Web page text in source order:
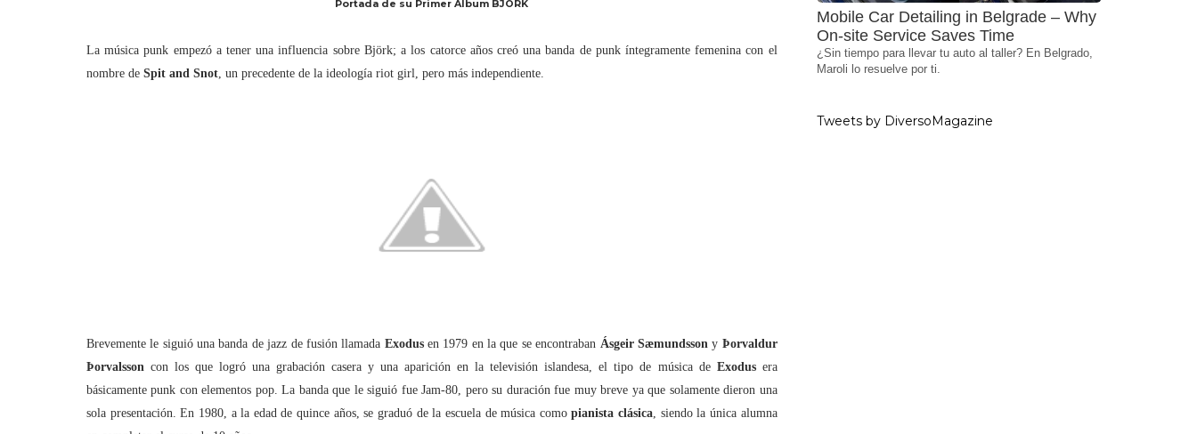
Portada de su Primer Album BJÖRK
La música punk empezó a tener una influencia sobre Björk; a los catorce años creó una banda de punk íntegramente femenina con el
nombre de Spit and Snot, un precedente de la ideología riot girl, pero más independiente.
Brevemente le siguió una banda de jazz de fusión llamada Exodusen 1979 en la que se encontraban Ásgeir Sæmundssony Þorvaldur
Þorvalsson con los que logró una grabación casera y una aparición en la televisión islandesa, el tipo de música de Exodusera
básicamente punk con elementos pop. La banda que le siguió fue Jam-80, pero su duración fue muy breve ya que solamente dieron una
sola presentación. En 1980, a la edad de quince años, se graduó de la escuela de música comopianista clásica, siendo la única alumna
Mobile Car Detailing in Belgrade – Why
On-site Service Saves Time
¿Sin tiempo para llevar tu auto al taller? En Belgrado,
Maroli lo resuelve por ti.
Tweets by DiversoMagazine